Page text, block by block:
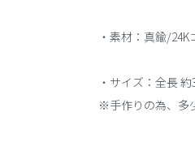
・素材：真鍮/24K
・サイズ：全長
※手作りの為、多